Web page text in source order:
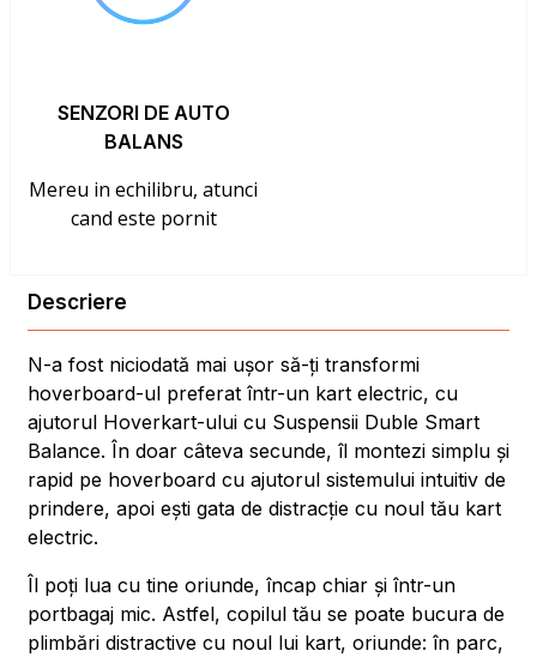
SENZORI DE AUTO
BALANS
Mereu in echilibru, atunci
cand este pornit
Descriere
N-a fost niciodată mai ușor să-ți transformi
hoverboard-ul preferat într-un kart electric, cu
ajutorul Hoverkart-ului cu Suspensii Duble Smart
Balance. În doar câteva secunde, îl montezi simplu și
rapid pe hoverboard cu ajutorul sistemului intuitiv de
prindere, apoi ești gata de distracție cu noul tău kart
electric.
Îl poți lua cu tine oriunde, încap chiar și într-un
portbagaj mic. Astfel, copilul tău se poate bucura de
plimbări distractive cu noul lui kart, oriunde: în parc,